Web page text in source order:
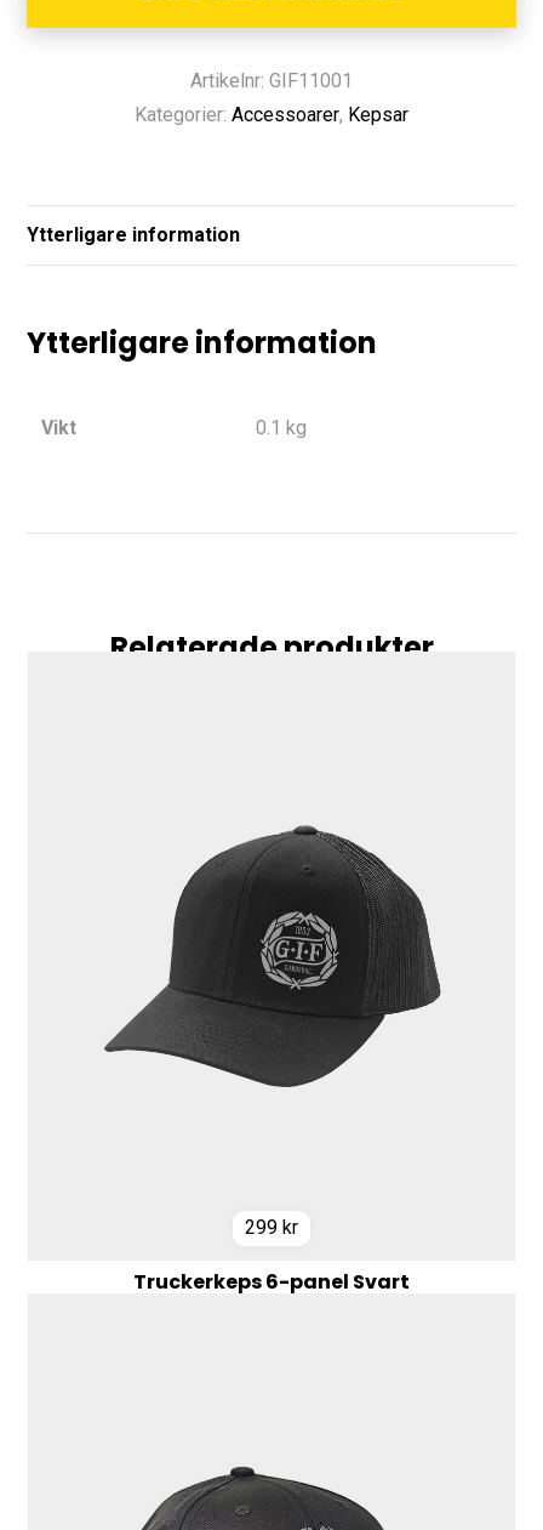
Artikelnr: GIF11001
Kategorier: Accessoarer, Kepsar
Ytterligare information
Ytterligare information
Vikt 0.1 kg
Relaterade produkter
299 kr
Truckerkeps 6-panel Svart